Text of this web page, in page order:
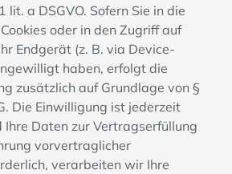
lit. a DSGVO. Sofern Sie in die
oder in den Zugriff auf
Endgerät (z. B. via Device-
haben, erfolgt die
zusätzlich auf Grundlage von §
Die Einwilligung ist jederzeit
Daten zur Vertragserfüllung
vorvertraglicher
verarbeiten wir Ihre